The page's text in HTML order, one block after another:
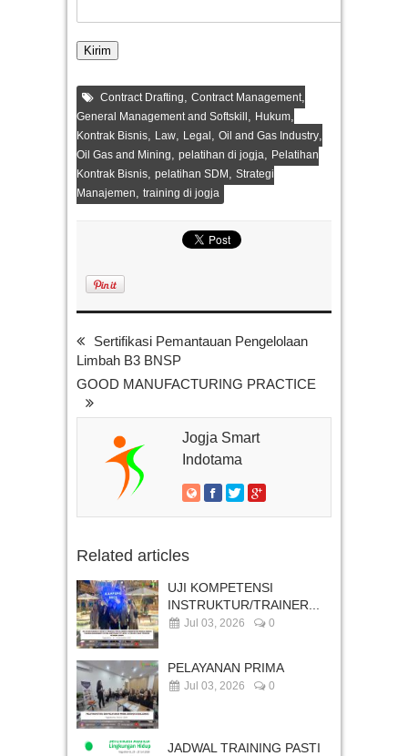
Contract Drafting Contract Management
General Management and Softskill Hukum
Kontrak Bisnis Law Legal Oil and Gas Industry
Oil Gas and Mining pelatihan di jogja
Pelatihan
Kontrak Bisnis pelatihan SDM
Strategi
Manajemen
training di jogja
Sertifikasi Pemantauan Pengelolaan
Limbah B3 BNSP
GOOD MANUFACTURING PRACTICE
Jogja Smart
Indotama
Related articles
UJI KOMPETENSI
INSTRUKTUR/TRAINER...
Jul 03, 2026 0
PELAYANAN PRIMA
Jul 03, 2026 0
JADWAL TRAINING PASTI